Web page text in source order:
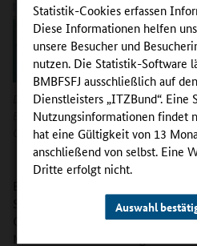
Statistik-Cookies erfassen
Diese Informationen helfen
unsere Besucher und
nutzen. Die Statistik-Software
BMBFSFJ ausschließlich auf
Dienstleisters „ITZBund“. Eine
Nutzungsinformationen findet
hat eine Gültigkeit von 13
anschließend von selbst. Eine
Dritte erfolgt nicht.
Auswahl
Die Handwerksmeister der Kammer
Berufsorientierung an die Schulen.
Copyright:Handwerkskammer
Schulen haben weder Werkräume
Genau hier setzt das
InnoVET